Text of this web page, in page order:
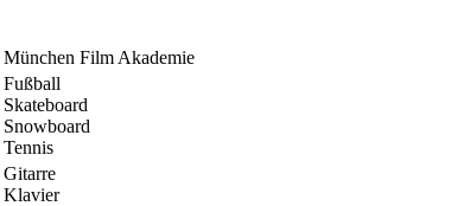
München Film Akademie
Fußball
Skateboard
Snowboard
Tennis
Gitarre
Klavier